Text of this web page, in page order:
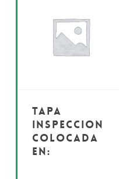
Tapa
inspeccion
colocada
en: